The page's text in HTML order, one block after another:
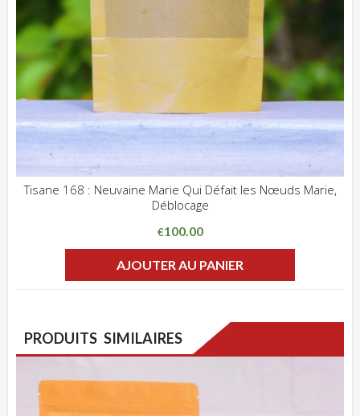
Tisane 168 : Neuvaine Marie Qui Défait les Nœuds Marie,
Déblocage
€100.00
AJOUTER AU PANIER
PRODUITS SIMILAIRES